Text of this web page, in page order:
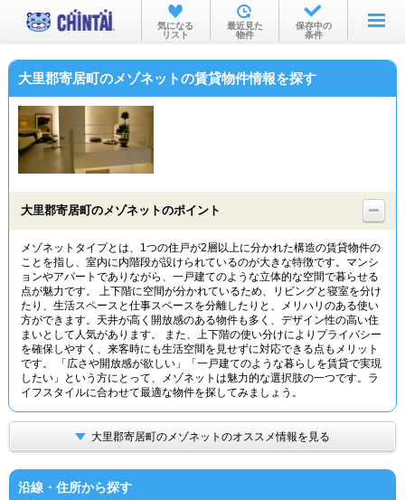
お部屋を探す
沿線・駅から
物件特集から
TOP
気になる
リスト
最近見た
物件
保存中の
条件
大里郡寄居町のメゾネットの賃貸物件情報を探す
大里郡寄居町のメゾネットのポイント
メゾネットタイプとは、1つの住戸が2層以上に分かれた構造の賃貸物件の
ことを指し、室内に内階段が設けられているのが大きな特徴です。マンシ
ョンやアパートでありながら、一戸建てのような立体的な空間で暮らせる
点が魅力です。 上下階に空間が分かれているため、リビングと寝室を分け
たり、生活スペースと仕事スペースを分離したりと、メリハリのある使い
方ができます。天井が高く開放感のある物件も多く、デザイン性の高い住
まいとして人気があります。 また、上下階の使い分けによりプライバシー
を確保しやすく、来客時にも生活空間を見せずに対応できる点もメリット
です。 「広さや開放感が欲しい」「一戸建てのような暮らしを賃貸で実現
したい」という方にとって、メゾネットは魅力的な選択肢の一つです。ラ
イフスタイルに合わせて最適な物件を探してみましょう。
大里郡寄居町のメゾネットのオススメ情報を見る
沿線・住所から探す